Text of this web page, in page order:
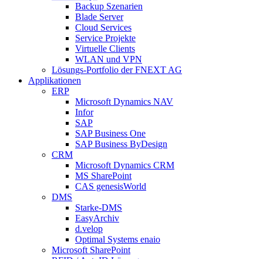
Backup Szenarien
Blade Server
Cloud Services
Service Projekte
Virtuelle Clients
WLAN und VPN
Lösungs-Portfolio der FNEXT AG
Applikationen
ERP
Microsoft Dynamics NAV
Infor
SAP
SAP Business One
SAP Business ByDesign
CRM
Microsoft Dynamics CRM
MS SharePoint
CAS genesisWorld
DMS
Starke-DMS
EasyArchiv
d.velop
Optimal Systems enaio
Microsoft SharePoint